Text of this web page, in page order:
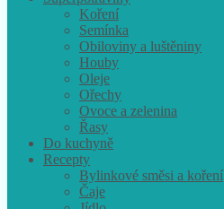
Koření
Semínka
Obiloviny a luštěniny
Houby
Oleje
Ořechy
Ovoce a zelenina
Řasy
Do kuchyně
Recepty
Bylinkové směsi a koření
Čaje